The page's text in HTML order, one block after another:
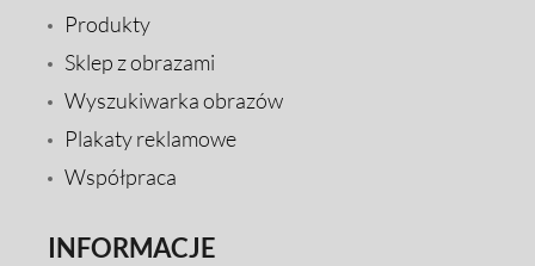
Produkty
Sklep z obrazami
Wyszukiwarka obrazów
Plakaty reklamowe
Współpraca
INFORMACJE